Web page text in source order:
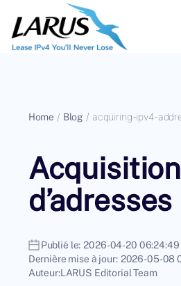
Home / Blog / acquiring-ipv4-
Acquisition
Publié le: 2026-04-20 06:24:49
Dernière mise à jour: 2026-05-08
Auteur:LARUS Editorial Team